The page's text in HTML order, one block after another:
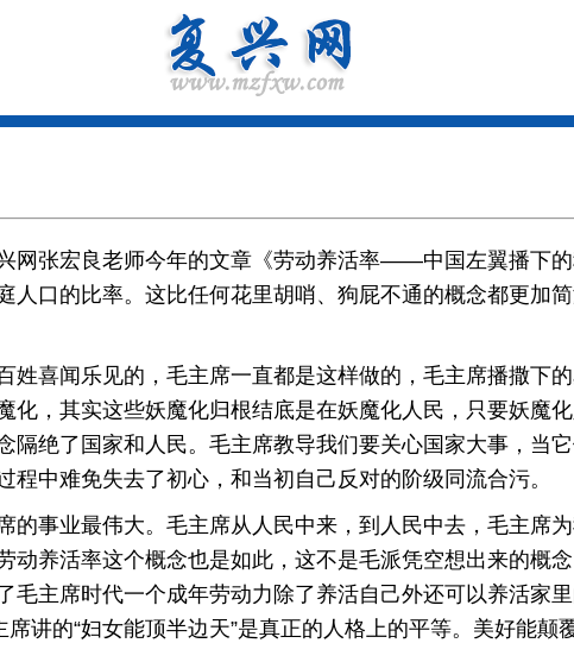
张宏良老师今年的文章《劳动养活率——中国左翼播下的
口的比率。这比任何花里胡哨、狗屁不通的概念都更加
喜闻乐见的，毛主席一直都是这样做的，毛主席播撒下
化，其实这些妖魔化归根结底是在妖魔化人民，只要妖魔
隔绝了国家和人民。毛主席教导我们要关心国家大事，当
中难免失去了初心，和当初自己反对的阶级同流合污。
事业最伟大。毛主席从人民中来，到人民中去，毛主席
养活率这个概念也是如此，这不是毛派凭空想出来的概
主席时代一个成年劳动力除了养活自己外还可以养活家
讲的“妇女能顶半边天”是真正的人格上的平等。美好能颠